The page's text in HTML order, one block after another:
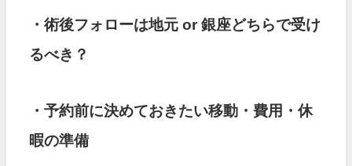
・術後フォローは地元 or 銀座どちらで受け
るべき？
・予約前に決めておきたい移動・費用・休
暇の準備